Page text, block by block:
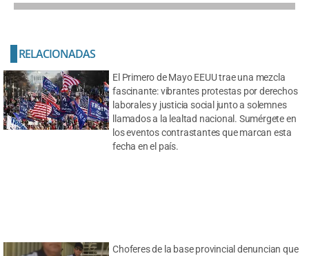
El Primero de Mayo EEUU trae una mezcla
fascinante: vibrantes protestas por derechos
laborales y justicia social junto a solemnes
llamados a la lealtad nacional. Sumérgete en
los eventos contrastantes que marcan esta
fecha en el país.
Choferes de la base provincial denuncian que
RELACIONADAS